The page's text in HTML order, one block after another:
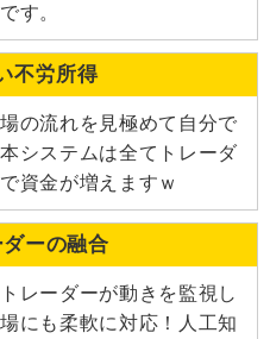
す。
不労所得
の流れを見極めて自分で
システムは全てトレーダ
資金が増えますｗ
ーの融合
レーダーが動きを監視し
にも柔軟に対応！人工知